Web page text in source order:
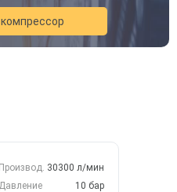
Производ. 30300 л/мин
Давление
10 бар